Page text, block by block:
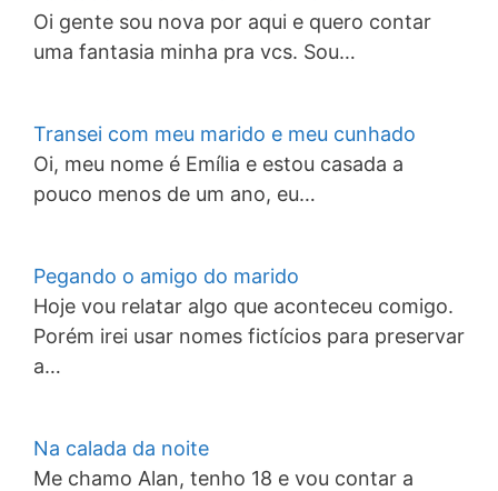
Oi gente sou nova por aqui e quero contar
uma fantasia minha pra vcs. Sou…
Transei com meu marido e meu cunhado
Oi, meu nome é Emília e estou casada a
pouco menos de um ano, eu…
Pegando o amigo do marido
Hoje vou relatar algo que aconteceu comigo.
Porém irei usar nomes fictícios para preservar
a…
Na calada da noite
Me chamo Alan, tenho 18 e vou contar a